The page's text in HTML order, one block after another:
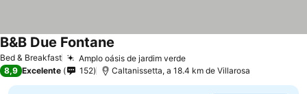
Bed & Breakfast Amplo oásis de jardim verde
B&B Due Fontane
8,9 Excelente 152 Caltanissetta, a 18.4 km de Villarosa